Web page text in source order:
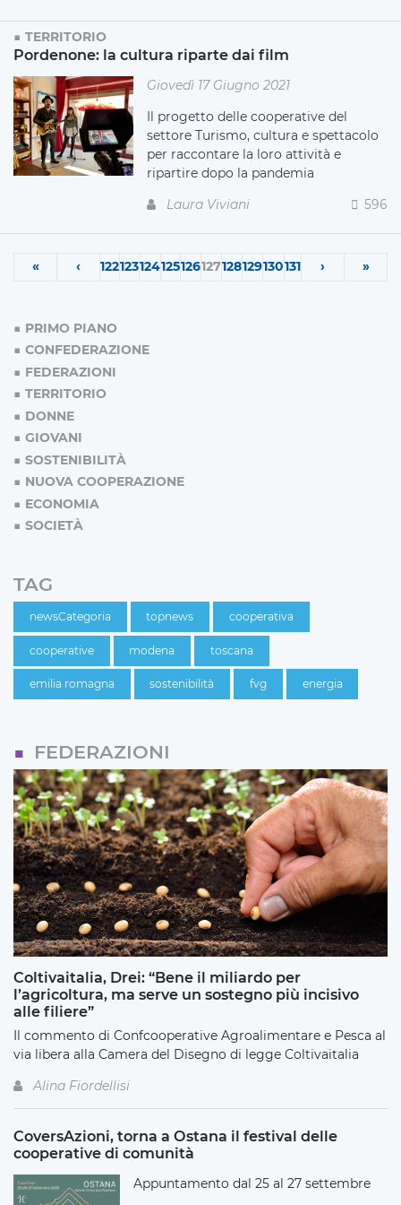
TERRITORIO
Pordenone: la cultura riparte dai film
Giovedì 17 Giugno 2021
Il progetto delle cooperative del
settore Turismo, cultura e spettacolo
per raccontare la loro attività e
ripartire dopo la pandemia
Laura Viviani
596
« ‹ 122123124125126127128129130131 › »
PRIMO PIANO
CONFEDERAZIONE
FEDERAZIONI
TERRITORIO
DONNE
GIOVANI
SOSTENIBILITÀ
NUOVA COOPERAZIONE
ECONOMIA
SOCIETÀ
TAG
newsCategoria topnews cooperativa
cooperative modena toscana
emilia romagna sostenibilità fvg energia
FEDERAZIONI
Coltivaitalia, Drei: “Bene il miliardo per
l’agricoltura, ma serve un sostegno più incisivo
alle filiere”
Il commento di Confcooperative Agroalimentare e Pesca al
via libera alla Camera del Disegno di legge Coltivaitalia
Alina Fiordellisi
CoversAzioni, torna a Ostana il festival delle
cooperative di comunità
Appuntamento dal 25 al 27 settembre